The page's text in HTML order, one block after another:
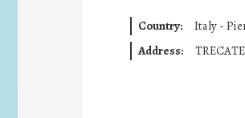
Country:
Italy -
Address:
TRECATE